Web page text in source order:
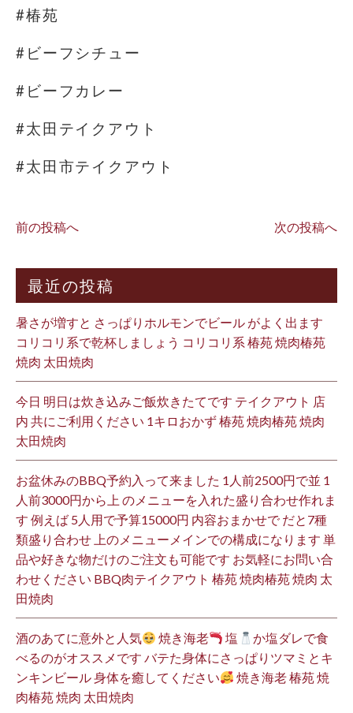
#椿苑
#ビーフシチュー
#ビーフカレー
#太田テイクアウト
#太田市テイクアウト
前の投稿へ 次の投稿へ
最近の投稿
暑さが増すと さっぱりホルモンでビール がよく出ます
コリコリ系で乾杯しましょう コリコリ系 椿苑 焼肉椿苑
焼肉 太田焼肉
今日 明日は炊き込みご飯炊きたてです テイクアウト 店
内 共にご利用ください 1キロおかず 椿苑 焼肉椿苑 焼肉
太田焼肉
お盆休みのBBQ予約入って来ました 1人前2500円で並 1
人前3000円から上 のメニューを入れた盛り合わせ作れま
す 例えば 5人用で予算15000円 内容おまかせで だと7種
類盛り合わせ 上のメニューメインでの構成になります 単
品や好きな物だけのご注文も可能です お気軽にお問い合
わせください BBQ肉テイクアウト 椿苑 焼肉椿苑 焼肉 太
田焼肉
酒のあてに意外と人気 焼き海老 塩
か塩ダレで食
べるのがオススメです バテた身体にさっぱりツマミとキ
ンキンビール 身体を癒してください
焼き海老 椿苑 焼
肉椿苑 焼肉 太田焼肉